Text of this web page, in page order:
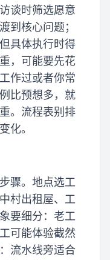
谈时筛选愿意
到核心问题；
具体执行时得
，可能要先花
作过或者你常
比预想多，就
。流程表别排
化。
骤。地点选工
村出租屋、工
要细分：老工
可能体验截然
流水线旁适合